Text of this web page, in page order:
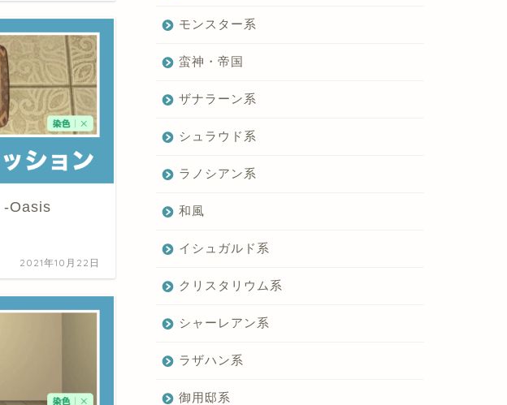
-Oasis
2021年10月22日
モンスター系
蛮神・帝国
ザナラーン系
シュラウド系
ラノシアン系
和風
イシュガルド系
クリスタリウム系
シャーレアン系
ラザハン系
御用邸系